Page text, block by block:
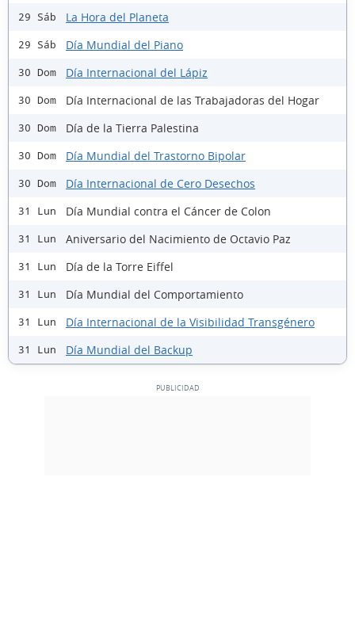
29 Sáb La Hora del Planeta
29 Sáb Día Mundial del Piano
30 Dom Día Internacional del Lápiz
30 Dom Día Internacional de las Trabajadoras del Hogar
30 Dom Día de la Tierra Palestina
30 Dom Día Mundial del Trastorno Bipolar
30 Dom Día Internacional de Cero Desechos
31 Lun Día Mundial contra el Cáncer de Colon
31 Lun Aniversario del Nacimiento de Octavio Paz
31 Lun Día de la Torre Eiffel
31 Lun Día Mundial del Comportamiento
31 Lun Día Internacional de la Visibilidad Transgénero
31 Lun Día Mundial del Backup